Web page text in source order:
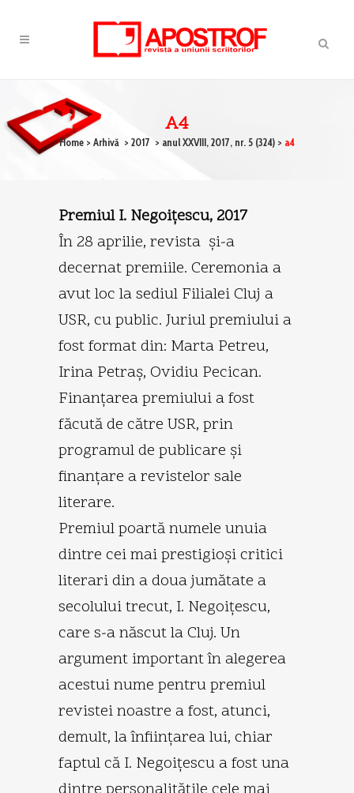
A4
Home > Arhivă > 2017 > anul XXVIII, 2017, nr. 5 (324) > a4
Premiul I. Negoiţescu, 2017
În 28 aprilie, revista şi-a
decernat premiile. Ceremonia a
avut loc la sediul Filialei Cluj a
USR, cu public. Juriul premiului a
fost format din: Marta Petreu,
Irina Petraş, Ovidiu Pecican.
Finanţarea premiului a fost
făcută de către USR, prin
programul de publicare şi
finanţare a revistelor sale
literare.
Premiul poartă numele unuia
dintre cei mai prestigioşi critici
literari din a doua jumătate a
secolului trecut, I. Negoiţescu,
care s-a născut la Cluj. Un
argument important în alegerea
acestui nume pentru premiul
revistei noastre a fost, atunci,
demult, la înfiinţarea lui, chiar
faptul că I. Negoiţescu a fost una